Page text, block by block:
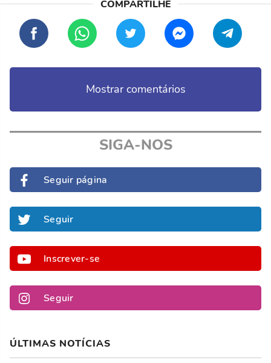
Mostrar comentários
SIGA-NOS
Seguir página
Seguir
Inscrever-se
Seguir
ÚLTIMAS NOTÍCIAS